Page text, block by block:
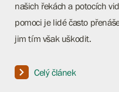
našich řekách a potocích
pomoci je lidé často
jim tím však uškodit.
Celý článek